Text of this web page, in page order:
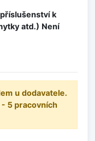
k
atd.) Není
u dodavatele.
5 pracovních